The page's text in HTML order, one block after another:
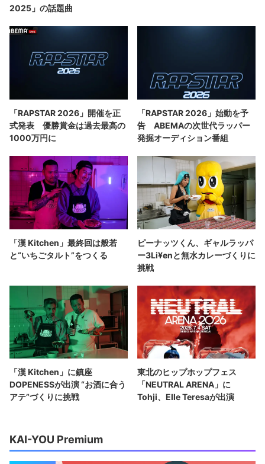
2025」の話題曲
「RAPSTAR 2026」開催を正
式発表 優勝賞金は過去最高の
1000万円に
「RAPSTAR 2026」始動を予
告 ABEMAの次世代ラッパー
発掘オーディション番組
「漢 Kitchen」最終回は般若
と“いちごタルト”をつくる
ピーナッツくん、ギャルラッパ
ー3Li¥enと無水カレーづくりに
挑戦
「漢 Kitchen」に鎮座
DOPENESSが出演 “お酒に合う
アテ”づくりに挑戦
東北のヒップホップフェス
「NEUTRAL ARENA」に
Tohji、Elle Teresaが出演
KAI-YOU Premium